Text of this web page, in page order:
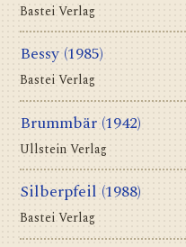
Bastei Verlag
Bessy (1985)
Bastei Verlag
Brummbär (1942)
Ullstein Verlag
Silberpfeil (1988)
Bastei Verlag